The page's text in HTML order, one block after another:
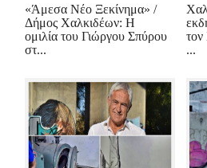
«Άμεσα Νέο Ξεκίνημα» /
Δήμος Χαλκιδέων: Η
ομιλία του Γιώργου Σπύρου
στ...
...